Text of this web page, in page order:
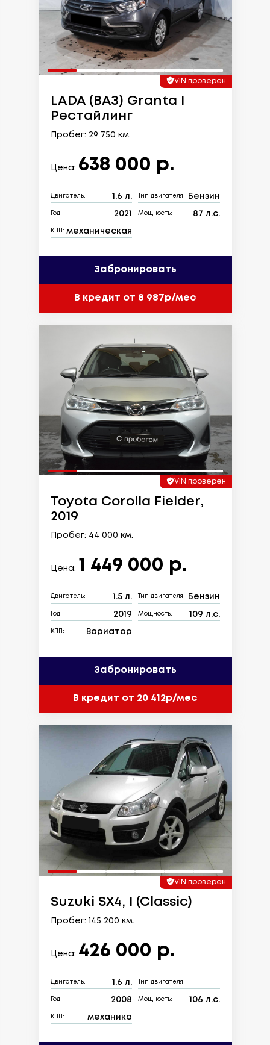
VIN проверен
LADA (ВАЗ) Granta I
Рестайлинг
Пробег: 29 750 км.
Цена: 638 000 р.
Двигатель: 1.6 л. Тип двигателя: Бензин
Год: 2021 Мощность: 87 л.с.
КПП: механическая
Забронировать
В кредит от 8 987р/мес
VIN проверен
Toyota Corolla Fielder,
2019
Пробег: 44 000 км.
Цена: 1 449 000 р.
Двигатель: 1.5 л. Тип двигателя: Бензин
Год: 2019 Мощность: 109 л.с.
КПП: Вариатор
Забронировать
В кредит от 20 412р/мес
VIN проверен
Suzuki SX4, I (Classic)
Пробег: 145 200 км.
Цена: 426 000 р.
Двигатель: 1.6 л. Тип двигателя:
Год: 2008 Мощность: 106 л.с.
КПП: механика